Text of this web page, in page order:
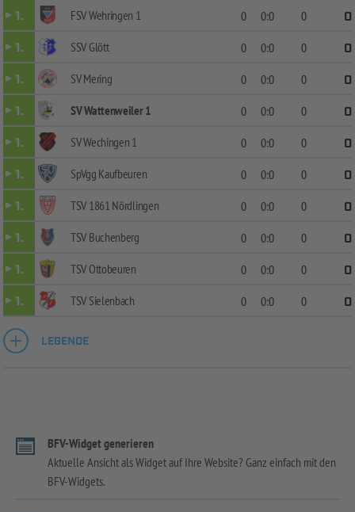
1. FSV Wehringen 1 0 0:0 0
0
1.
SSV Glött 0 0:0 0
0
1.
SV Mering 0 0:0 0
0
1.
SV Wattenweiler 1 0 0:0 0
0
1.
SV Wechingen 1 0 0:0 0
0
1.
SpVgg Kaufbeuren 0 0:0 0
0
1.
TSV 1861 Nördlingen 0 0:0 0
0
1.
TSV Buchenberg 0 0:0 0
0
1.
TSV Ottobeuren 0 0:0 0
0
1.
TSV Sielenbach 0 0:0 0 0
LEGENDE
BFV-Widget generieren
Aktuelle Ansicht als Widget auf Ihre Website? Ganz einfach mit den
BFV-Widgets.